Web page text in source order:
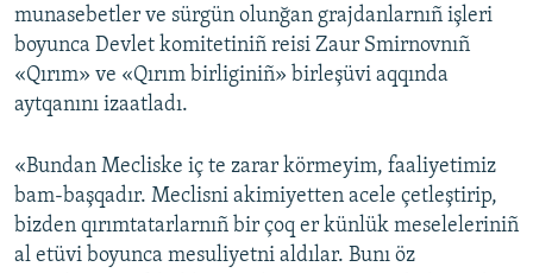
munasebetler ve sürgün olunğan grajdanlarnıñ işleri
boyunca Devlet komitetiniñ reisi Zaur Smirnovnıñ
«Qırım» ve «Qırım birliginiñ» birleşüvi aqqında
aytqanını izaatladı.
«Bundan Mecliske iç te zarar körmeyim, faaliyetimiz
bam-başqadır. Meclisni akimiyetten acele çetleştirip,
bizden qırımtatarlarnıñ bir çoq er künlük meseleleriniñ
al etüvi boyunca mesuliyetni aldılar. Bunı öz